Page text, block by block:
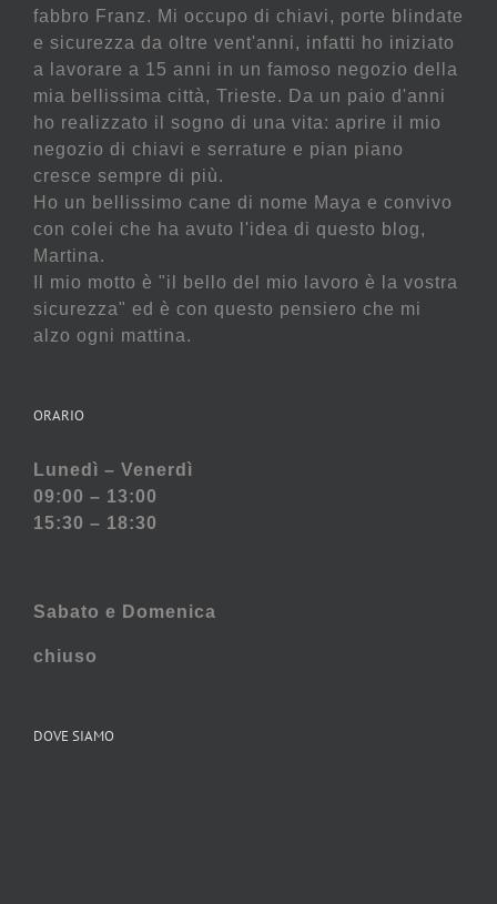
fabbro Franz. Mi occupo di chiavi, porte blindate
e sicurezza da oltre vent'anni, infatti ho iniziato
a lavorare a 15 anni in un famoso negozio della
mia bellissima città, Trieste. Da un paio d'anni
ho realizzato il sogno di una vita: aprire il mio
negozio di chiavi e serrature e pian piano
cresce sempre di più.
Ho un bellissimo cane di nome Maya e convivo
con colei che ha avuto l'idea di questo blog,
Martina.
Il mio motto è "il bello del mio lavoro è la vostra
sicurezza" ed è con questo pensiero che mi
alzo ogni mattina.
ORARIO
Lunedì – Venerdì
09:00 – 13:00
15:30 – 18:30
Sabato e Domenica
chiuso
DOVE SIAMO